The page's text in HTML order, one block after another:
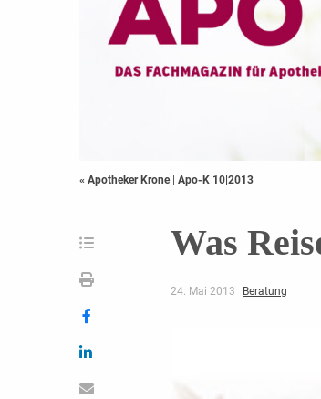
« Apotheker Krone | Apo-K 10|2013
Was
24. Mai 2013 Beratung